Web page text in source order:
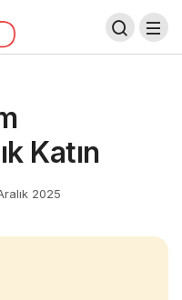
Katın
2025